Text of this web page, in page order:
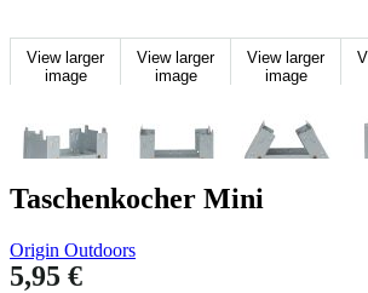
View larger
image
View larger
image
View larger
image
Taschenkocher Mini
Origin Outdoors
5,95 €